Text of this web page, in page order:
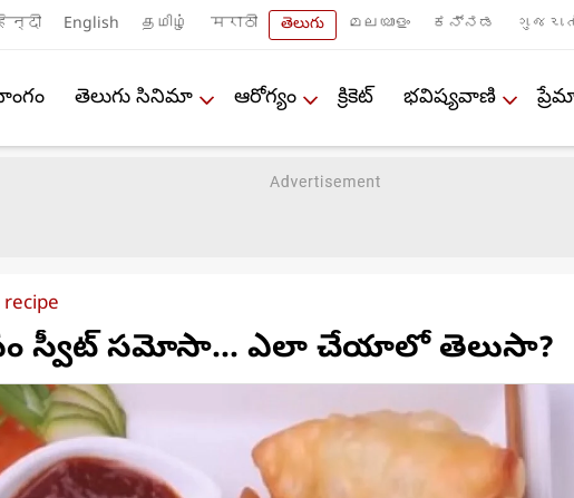
English தமிழ் मराठी తెలుగు മലയാളം ಕನ್ನಡ
తెలుగు సినిమా ఆరోగ్యం క్రికెట్ భవిష్యవాణి
స్వీట్ సమోసా... ఎలా చేయాలో తెలుసా?